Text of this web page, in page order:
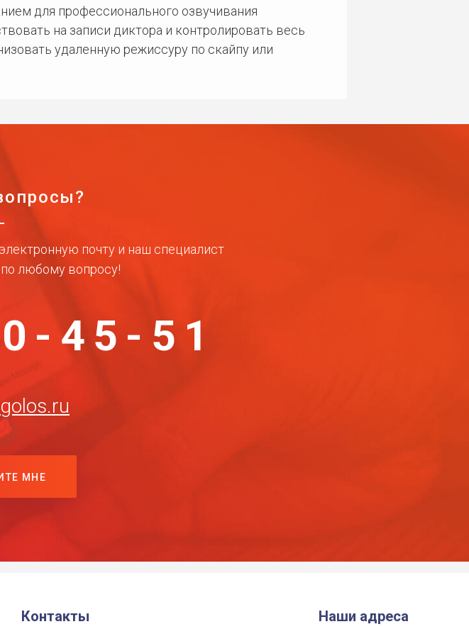
для профессионального озвучивания
на записи диктора и контролировать весь
удаленную режиссуру по скайпу или
почту и наш специалист
любому вопросу!
45-51
МНЕ
Контакты Наши адреса